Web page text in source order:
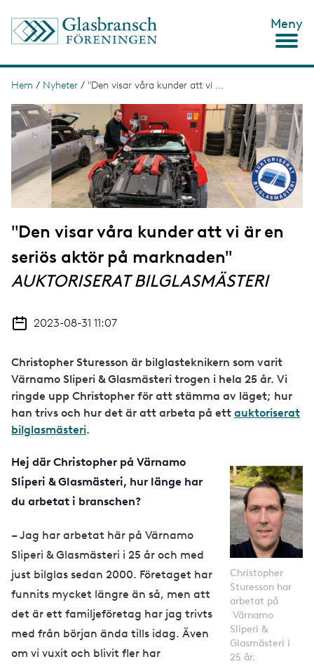
Meny
L
ä
n
s
t
Hem / Nyheter / "Den visar våra kunder att vi ...
I
m
a
g
"Den visar våra kunder att vi är en
seriös aktör på marknaden"
AUKTORISERAT BILGLASMÄSTERI
2023-08-31 11:07
Christopher Sturesson är bilglasteknikern som varit
Värnamo Sliperi & Glasmästeri trogen i hela 25 år. Vi
ringde upp Christopher för att stämma av läget; hur
han trivs och hur det är att arbeta på ett auktoriserat
bilglasmästeri.
Christopher
Sturesson har
arbetat på
Värnamo
Sliperi &
Glasmästeri i
25 år.
Hej där Christopher på Värnamo
Sliperi & Glasmästeri, hur länge har
du arbetat i branschen?
– Jag har arbetat här på Värnamo
Sliperi & Glasmästeri i 25 år och med
just bilglas sedan 2000. Företaget har
funnits mycket längre än så, men att
det är ett familjeföretag har jag trivts
med från början ända tills idag. Även
om vi vuxit och blivit fler har